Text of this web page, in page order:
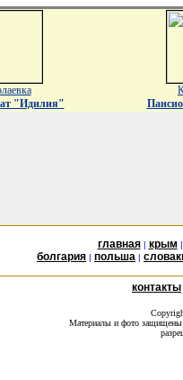
"Идилия"
главная| крым
болгария | польша |
контакты
Материалы и фото защищены